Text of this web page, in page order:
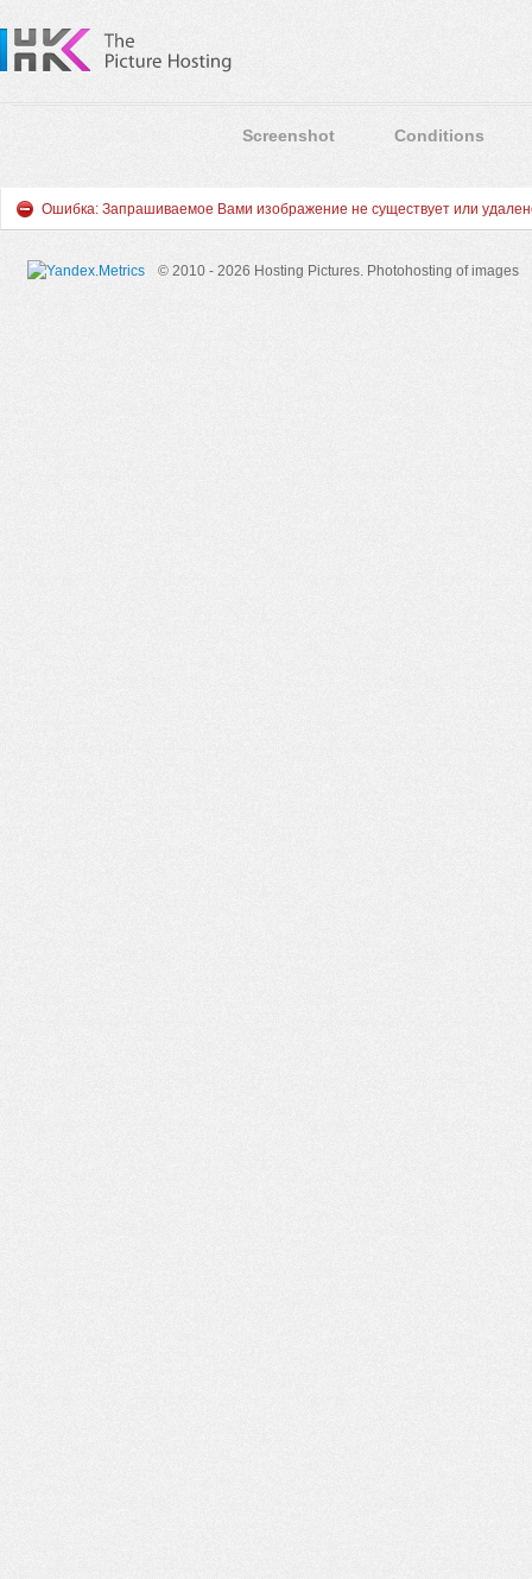
Screenshot Conditions
Ошибка: Запрашиваемое Вами изображение не существует или
© 2010 - 2026 Hosting Pictures. Photohosting of images